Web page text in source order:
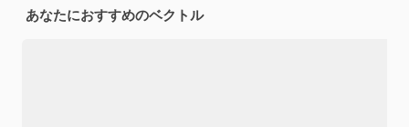
あなたにおすすめのベクトル